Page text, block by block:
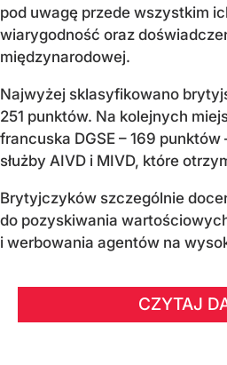
pod uwagę przede wszystkim
wiarygodność oraz
międzynarodowej.
Najwyżej sklasyfikowano
251 punktów. Na kolejnych
francuska DGSE – 169
służby AIVD i MIVD, które
Brytyjczyków szczególnie
do pozyskiwania
i werbowania agentów na
CZYTAJ